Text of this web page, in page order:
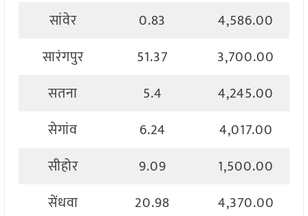
सांवेर 0.83
4,586.00
सारंगपुर
51.37
3,700.00
सतना
5.4
4,245.00
सेगांव
6.24
4,017.00
सीहोर
9.09
1,500.00
सेंधवा
20.98
4,370.00